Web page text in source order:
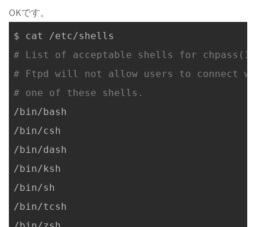
OKです。
# List of acceptable shells for chpass(1).
# Ftpd will not allow users to connect
# one of these shells.
/bin/bash
/bin/csh
/bin/dash
/bin/ksh
/bin/sh
/bin/tcsh